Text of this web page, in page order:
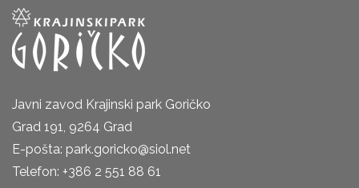
Javni zavod Krajinski park Goričko
Grad 191, 9264 Grad
E-pošta: park.goricko@siol.net
Telefon: +386 2 551 88 61